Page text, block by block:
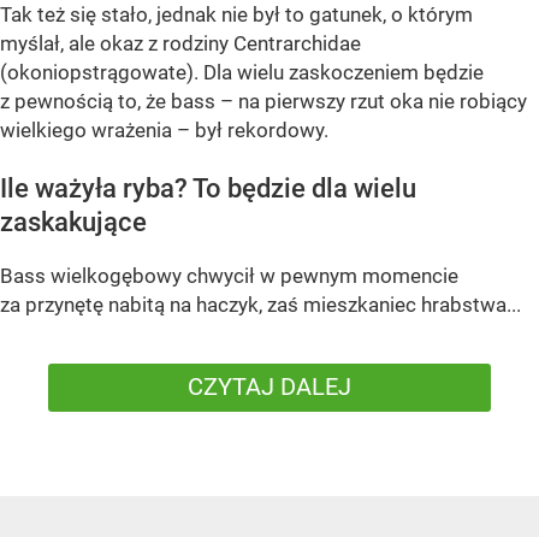
Tak też się stało, jednak nie był to gatunek, o którym
myślał, ale okaz z rodziny Centrarchidae
(okoniopstrągowate). Dla wielu zaskoczeniem będzie
z pewnością to, że bass – na pierwszy rzut oka nie robiący
wielkiego wrażenia – był rekordowy.
Ile ważyła ryba? To będzie dla wielu
zaskakujące
Bass wielkogębowy chwycił w pewnym momencie
za przynętę nabitą na haczyk, zaś mieszkaniec hrabstwa...
CZYTAJ DALEJ